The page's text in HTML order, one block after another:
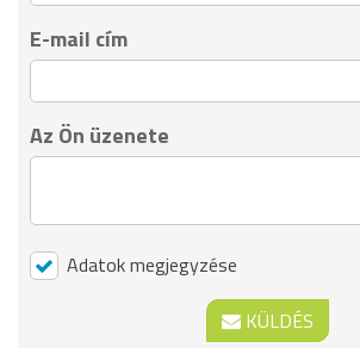
E-mail cím
Az Ön üzenete
Adatok megjegyzése
KÜLDÉS